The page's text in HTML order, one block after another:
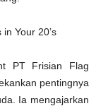
Your 20’s
PT Frisian Flag
pentingnya
Ia mengajarkan